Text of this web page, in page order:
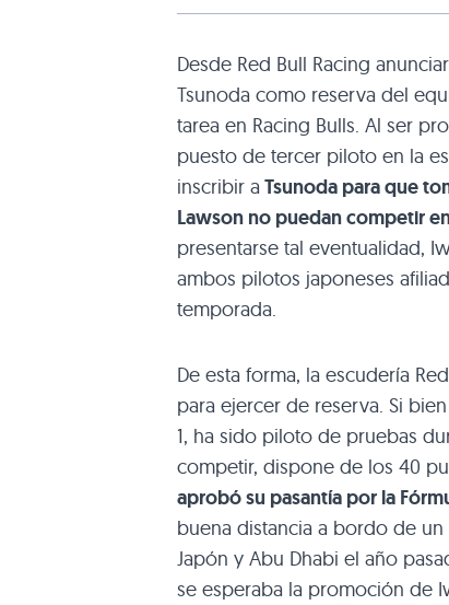
Desde Red Bull Racing
Tsunoda como reserva del
tarea en Racing Bulls. Al ser
puesto de tercer piloto en la
inscribir a Tsunoda para que
Lawson no puedan competir
presentarse tal eventualidad,
ambos pilotos japoneses
temporada.
De esta forma, la escudería
para ejercer de reserva. Si
1, ha sido piloto de pruebas
competir, dispone de los 40
aprobó su pasantía por la
buena distancia a bordo de un
Japón y Abu Dhabi el año
se esperaba la promoción de